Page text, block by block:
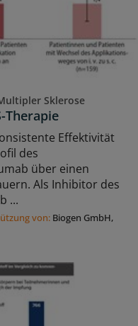
Sklerose
Therapie
Effektivität
des
über einen
Als Inhibitor des
...
von: Biogen GmbH,